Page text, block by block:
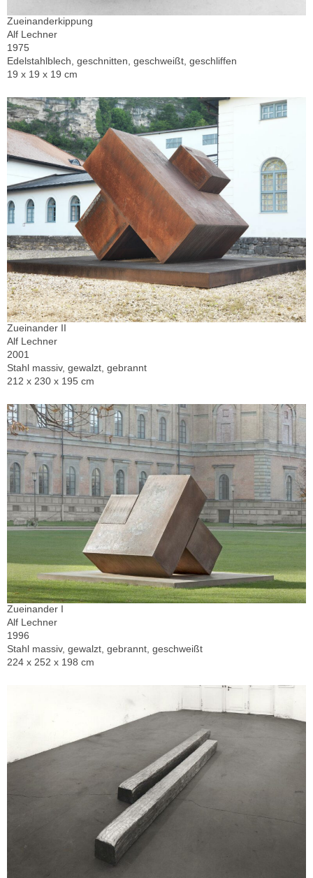
Zueinanderkippung
Alf Lechner
1975
Edelstahlblech, geschnitten, geschweißt, geschliffen
19 x 19 x 19 cm
Zueinander II
Alf Lechner
2001
Stahl massiv, gewalzt, gebrannt
212 x 230 x 195 cm
Zueinander I
Alf Lechner
1996
Stahl massiv, gewalzt, gebrannt, geschweißt
224 x 252 x 198 cm